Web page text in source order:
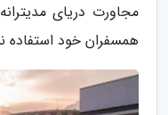
مجاورت دریای
همسفران خود استفاده